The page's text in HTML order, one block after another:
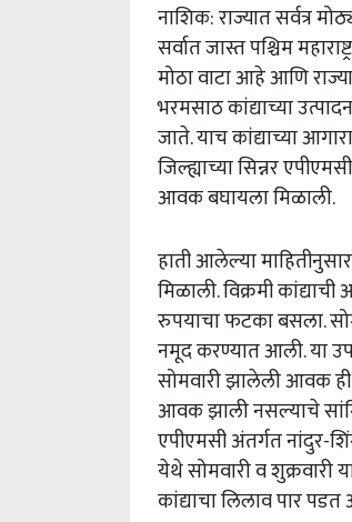
नाशिक: राज्यात सर्वत्र
सर्वात जास्त पश्चिम
मोठा वाटा आहे आणि
भरमसाठ कांद्याच्या
जाते. याच कांद्याच्या
जिल्ह्याच्या सिन्नर
आवक बघायला मिळाली.
हाती आलेल्या
मिळाली. विक्रमी
रुपयाचा फटका बसला.
नमूद करण्यात आली. या
सोमवारी झालेली आवक
आवक झाली नसल्याचे
एपीएमसी अंतर्गत नांदुर-
येथे सोमवारी व शुक्रवारी
कांद्याचा लिलाव पार